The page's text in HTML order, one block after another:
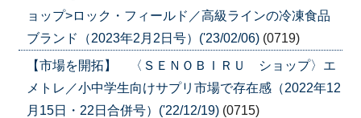
ョップ>ロック・フィールド／高級ラインの冷凍食品
ブランド（2023年2月2日号）('23/02/06) (0719)
【市場を開拓】 〈ＳＥＮＯＢＩＲＵ ショップ〉エ
メトレ／小中学生向けサプリ市場で存在感（2022年12
月15日・22日合併号）('22/12/19) (0715)